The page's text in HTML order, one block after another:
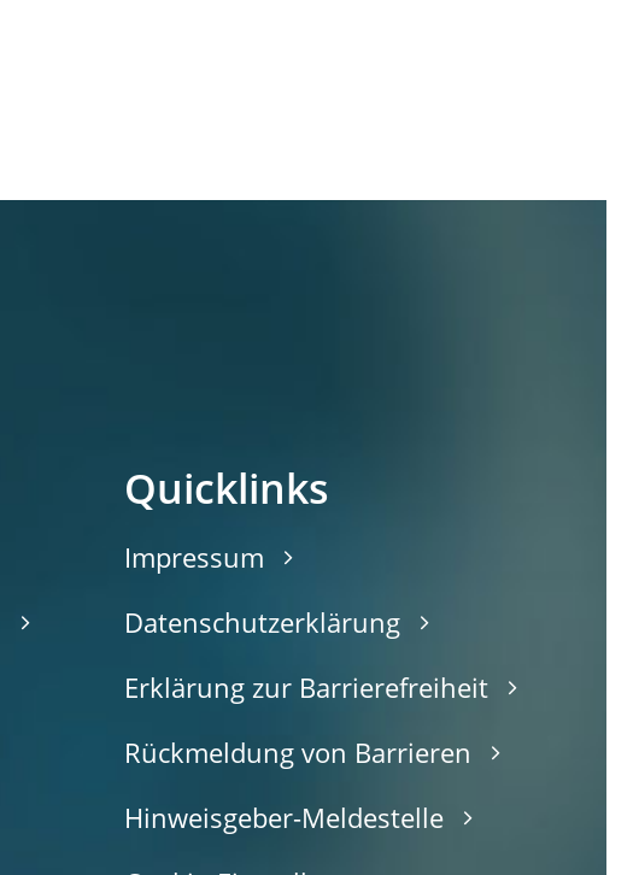
Quicklinks
Impressum
Datenschutzerklärung
Erklärung zur Barrierefreiheit
Rückmeldung von Barrieren
Hinweisgeber-Meldestelle